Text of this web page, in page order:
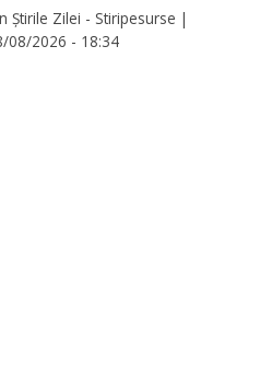
Știrile Zilei - Stiripesurse |
08/2026 - 18:34